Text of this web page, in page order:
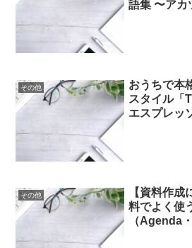
語集 〜アカ
その他
おうちで本
スタイル「
エスプレッ
その他
【資料作
料でよく使
（Agenda